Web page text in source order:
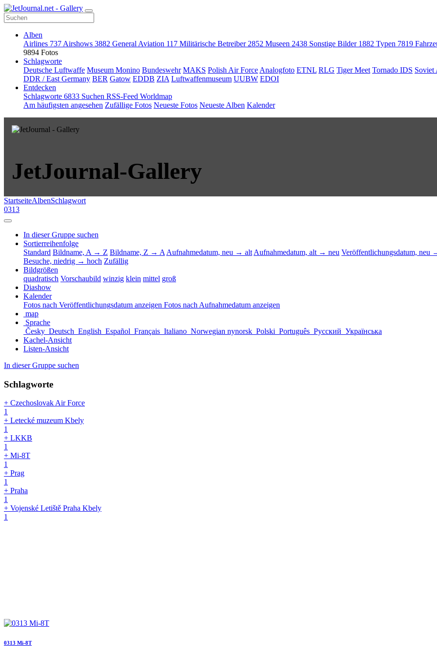
Alben
Airlines 737 Airshows 3882 General Aviation 117 Militärische Betreiber 2852 Museen 2438 Sonstige Bilder 1882 Typen 7819
9894 Fotos
Schlagworte
Deutsche Luftwaffe Museum Monino Bundeswehr MAKS Polish Air Force Analogfoto ETNL RLG Tiger Meet Tornado IDS Soviet
DDR / East Germany BER Gatow EDDB ZIA Luftwaffenmuseum UUBW EDOI
Entdecken
Schlagworte 6833 Suchen RSS-Feed Worldmap
Am häufigsten angesehen Zufällige Fotos Neueste Fotos Neueste Alben Kalender
JetJournal-Gallery
StartseiteAlbenSchlagwort
0313
In dieser Gruppe suchen
Sortierreihenfolge
Standard Bildname, A → Z Bildname, Z → A Aufnahmedatum, neu → alt Aufnahmedatum, alt → neu Veröffentlichungsdatum, neu
Besuche, niedrig → hoch Zufällig
Bildgrößen
quadratisch Vorschaubild winzig klein mittel groß
Diashow
Kalender
Fotos nach Veröffentlichungsdatum anzeigen Fotos nach Aufnahmedatum anzeigen
map
Sprache
Česky Deutsch English Español Français Italiano Norwegian nynorsk Polski Português Русский Українська
Kachel-Ansicht
Listen-Ansicht
In dieser Gruppe suchen
Schlagworte
+ Czechoslovak Air Force
1
+ Letecké muzeum Kbely
1
+ LKKB
1
+ Mi-8T
1
+ Prag
1
+ Praha
1
+ Vojenské Letiště Praha Kbely
1
0313 Mi-8T